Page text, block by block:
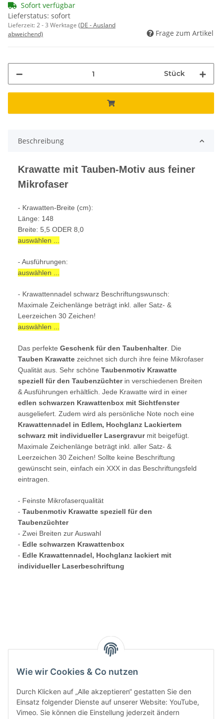
Wie wir Cookies & Co nutzen
Durch Klicken auf „Alle akzeptieren“ gestatten Sie den
Einsatz folgender Dienste auf unserer Website: YouTube,
Vimeo. Sie können die Einstellung jederzeit ändern
Sofort verfügbar
Lieferstatus: sofort
Lieferzeit:2 - 3 Werktage (DE - Ausland
abweichend)
Frage zum Artikel
Stück
Beschreibung
Krawatte mit Tauben-Motiv aus feiner
Mikrofaser
- Krawatten-Breite (cm):
Länge: 148
Breite: 5,5 ODER 8,0
auswählen ...
- Ausführungen:
auswählen ...
- Krawattennadel schwarz Beschriftungswunsch:
Maximale Zeichenlänge beträgt inkl. aller Satz- &
Leerzeichen 30 Zeichen!
auswählen ...
Das perfekte Geschenk für den Taubenhalter. Die
Tauben Krawatte zeichnet sich durch ihre feine Mikrofaser
Qualität aus. Sehr schöne Taubenmotiv Krawatte
speziell für den Taubenzüchter in verschiedenen Breiten
& Ausführungen erhältlich. Jede Krawatte wird in einer
edlen schwarzen Krawattenbox mit Sichtfenster
ausgeliefert. Zudem wird als persönliche Note noch eine
Krawattennadel in Edlem, Hochglanz Lackiertem
schwarz mit individueller Lasergravurmit beigefügt.
Maximale Zeichenlänge beträgt inkl. aller Satz- &
Leerzeichen 30 Zeichen! Sollte keine Beschriftung
gewünscht sein, einfach ein XXX in das Beschriftungsfeld
eintragen.
- Feinste Mikrofaserqualität
- Taubenmotiv Krawatte speziell für den
Taubenzüchter
- Zwei Breiten zur Auswahl
- Edle schwarzen Krawattenbox
- Edle Krawattennadel, Hochglanz lackiert mit
individueller Laserbeschriftung